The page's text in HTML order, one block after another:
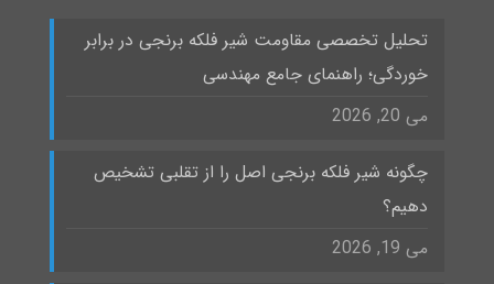
تحلیل تخصصی مقاومت شیر فلکه برنجی در برابر
خوردگی؛ راهنمای جامع مهندسی
می 20, 2026
چگونه شیر فلکه برنجی اصل را از تقلبی تشخیص
دهیم؟
می 19, 2026